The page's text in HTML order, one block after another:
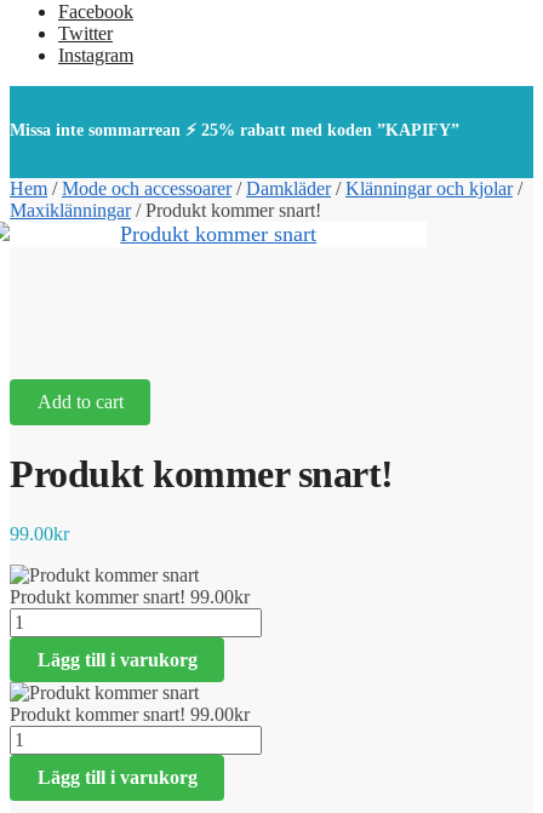
Facebook
Twitter
Instagram
Missa inte sommarrean ⚡ 25% rabatt med koden ”KAPIFY”
Hem /Mode och accessoarer/Damkläder/Klänningar och kjolar/
Maxiklänningar/Produkt kommer snart!
Add to cart
Produkt kommer snart!
99.00kr
Produkt kommer snart! 99.00kr
Produkt
kommer
snart!
mängd
Lägg till i varukorg
Produkt kommer snart! 99.00kr
Produkt
kommer
snart!
mängd
Lägg till i varukorg